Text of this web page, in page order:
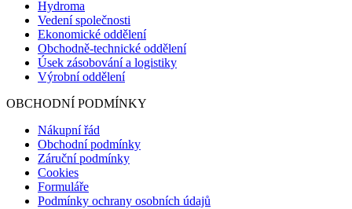
Hydroma
Vedení společnosti
Ekonomické oddělení
Obchodně-technické oddělení
Úsek zásobování a logistiky
Výrobní oddělení
OBCHODNÍ PODMÍNKY
Nákupní řád
Obchodní podmínky
Záruční podmínky
Cookies
Formuláře
Podmínky ochrany osobních údajů